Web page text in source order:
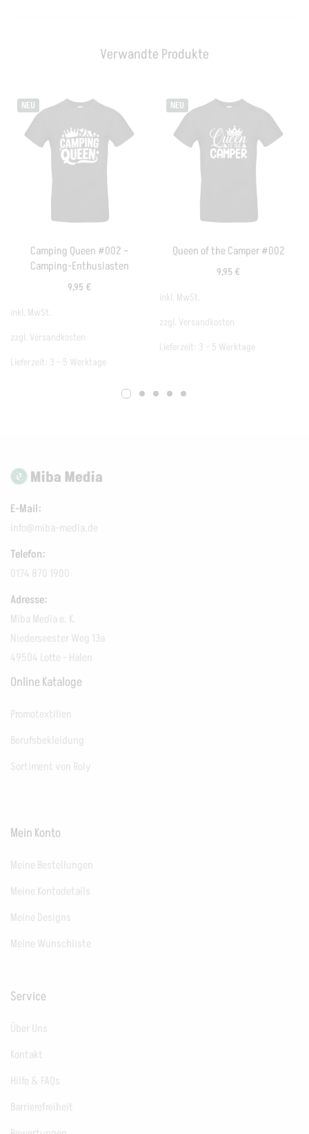
Verwandte Produkte
NEU
Camping Queen #002 –
Camping-Enthusiasten
9,95 €
inkl. MwSt.
zzgl. Versandkosten
Lieferzeit: 3 - 5 Werktage
NEU
Queen of the Camper #002
9,95 €
inkl. MwSt.
zzgl. Versandkosten
Lieferzeit: 3 - 5 Werktage
E-Mail:
info@miba-media.de
Telefon:
0174 870 1900
Adresse:
Miba Media e. K.
Niederseester Weg 13a
49504 Lotte - Halen
Online Kataloge
Promotextilien
Berufsbekleidung
Sortiment von Roly
Mein Konto
Meine Bestellungen
Meine Kontodetails
Meine Designs
Meine Wunschliste
Service
Über Uns
Kontakt
Hilfe & FAQs
Barrierefreiheit